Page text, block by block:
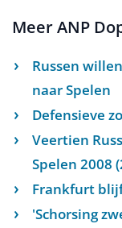
Meer ANP
Russen
naar Spelen
Defensieve
Veertien
Spelen 2008
Frankfurt
'Schorsing